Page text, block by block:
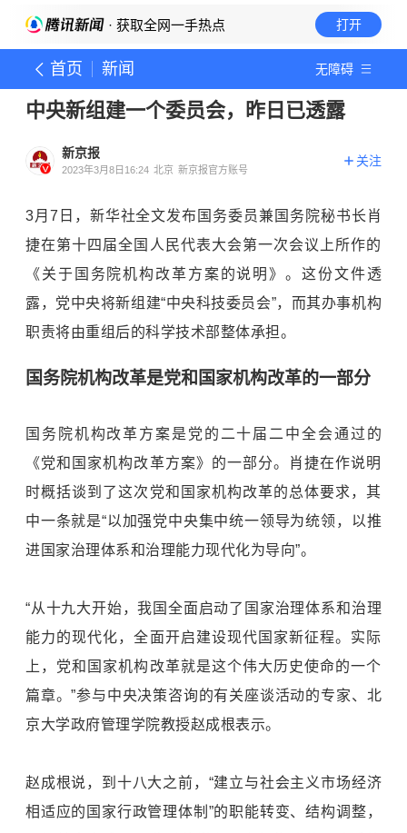
· 获取全网一手热点 打开
首页 新闻 无障碍
中央新组建一个委员会，昨日已透露
新京报
2023年3月8日16:24 北京 新京报官方账号
关注
3月7日，新华社全文发布国务委员兼国务院秘书长肖
捷在第十四届全国人民代表大会第一次会议上所作的
《关于国务院机构改革方案的说明》。这份文件透
露，党中央将新组建“中央科技委员会”，而其办事机构
职责将由重组后的科学技术部整体承担。
国务院机构改革是党和国家机构改革的一部分
国务院机构改革方案是党的二十届二中全会通过的
《党和国家机构改革方案》的一部分。肖捷在作说明
时概括谈到了这次党和国家机构改革的总体要求，其
中一条就是“以加强党中央集中统一领导为统领，以推
进国家治理体系和治理能力现代化为导向”。
“从十九大开始，我国全面启动了国家治理体系和治理
能力的现代化，全面开启建设现代国家新征程。实际
上，党和国家机构改革就是这个伟大历史使命的一个
篇章。”参与中央决策咨询的有关座谈活动的专家、北
京大学政府管理学院教授赵成根表示。
赵成根说，到十八大之前，“建立与社会主义市场经济
相适应的国家行政管理体制”的职能转变、结构调整，